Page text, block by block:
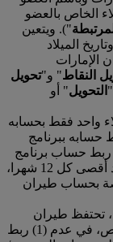
الخاص بالعضو
"). ويتعين
الميلاد
الإمارات
النقاط" و"تحويل
التحويل" أو
واحد فقط بحسابه
ببرنامج
ربط حساب برنامج
ولاء بديل بحسابهم لمرة واحدة كحد أقصى كل 12 شهرا،
بحساب طيران
تحتفظ طيران
الإمارات بالحق، وفقا لتقديرها الخاص، في عدم (1) ربط